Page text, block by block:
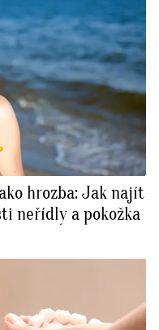
hrozba: Jak najít
neřídly a pokožka